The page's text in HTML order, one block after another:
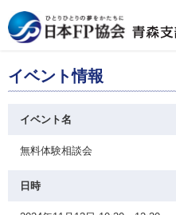
イベント情報
イベント名
無料体験相談会
日時